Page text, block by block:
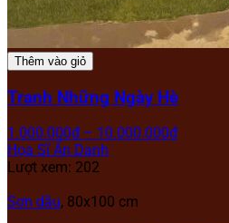
Thêm vào giỏ
Tranh Những Ngày Hè
1.000.000₫ – 10.000.000₫
Họa Sĩ Ẩn Danh
Lượt xem: 202
Sơn dầu, 80x100 cm